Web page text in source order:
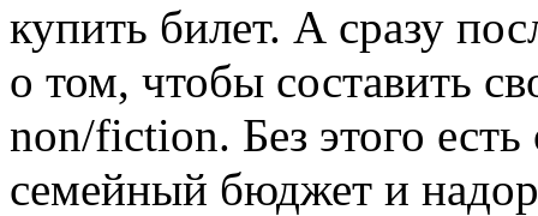
купить билет. А сразу
о том, чтобы составить
non/fiction. Без этого есть
семейный бюджет и